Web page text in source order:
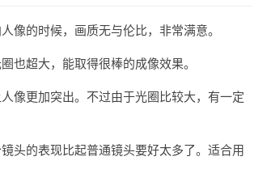
像的时候，画质无与伦比，非常满意。
也超大，能取得很棒的成像效果。
像更加突出。不过由于光圈比较大，有一定
头的表现比起普通镜头要好太多了。适合用